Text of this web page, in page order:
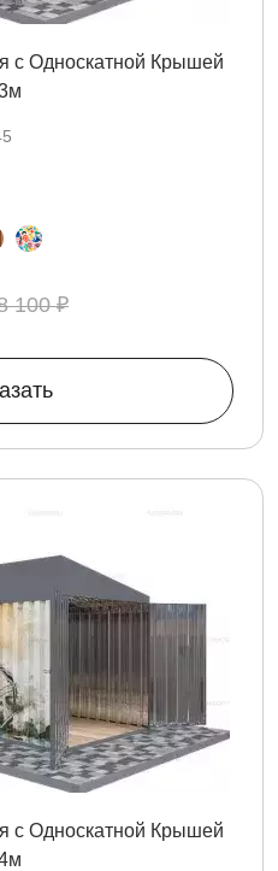
с Односкатной Крышей
100 ₽
с Односкатной Крышей